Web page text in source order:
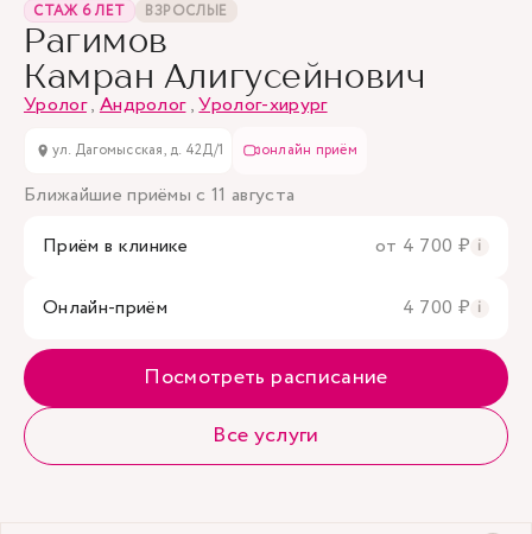
СТАЖ 6 ЛЕТ ВЗРОСЛЫЕ
Рагимов
Камран Алигусейнович
Уролог,Андролог,Уролог-хирург
ул. Дагомысская, д. 42Д/1 онлайн приём
Ближайшие приёмы с 11 августа
Приём в клинике
от 4 700 ₽ i
Онлайн-приём 4 700 ₽ i
Посмотреть расписание
Все услуги